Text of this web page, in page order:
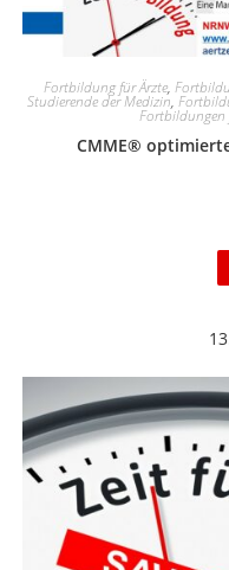
Fortbildung für Ärzte,
Studierende der Medizin,
Fortbildungen
CMME®